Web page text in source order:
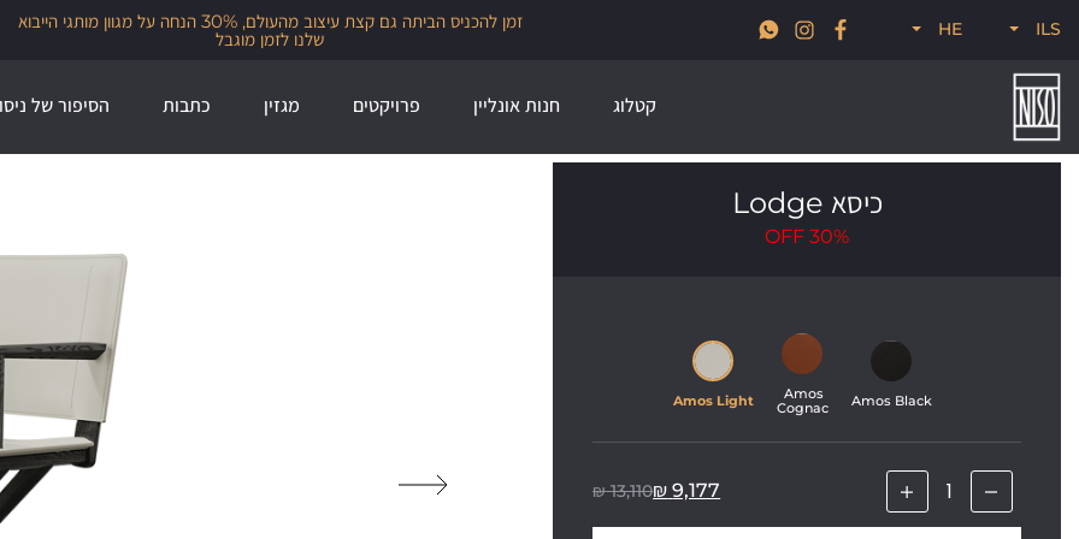
ILS
HE
חדש לקיץ 2026, קולקציות סטרים, פודל, ונודוס זמן להכניס הביתה גם קצת עיצוב מהעולם, 30% הנחה על מגוון מותגי הייבוא
שלנו לזמן מוגבל
קטלוג חנות אונליין פרויקטים מגזין כתבות הסיפור של ניסו
כיסא Lodge
30%
OFF
Amos Black
Amos
Cognac
Amos Light
13,110
₪ 9,177
₪